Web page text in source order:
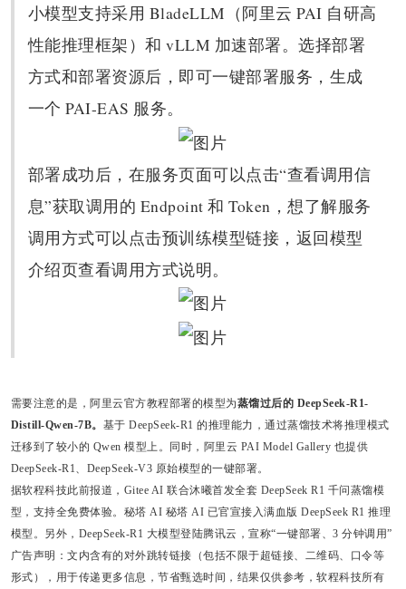
小模型支持采用 BladeLLM（阿里云 PAI 自研高
性能推理框架）和 vLLM 加速部署。选择部署
方式和部署资源后，即可一键部署服务，生成
一个 PAI-EAS 服务。
部署成功后，在服务页面可以点击“查看调用信
息”获取调用的 Endpoint 和 Token，想了解服务
调用方式可以点击预训练模型链接，返回模型
介绍页查看调用方式说明。
需要注意的是，阿里云官方教程部署的模型为蒸馏过后的 DeepSeek-R1-
Distill-Qwen-7B。 基于 DeepSeek-R1 的推理能力，通过蒸馏技术将推理模式
迁移到了较小的 Qwen 模型上。同时，阿里云 PAI Model Gallery 也提供
DeepSeek-R1、DeepSeek-V3 原始模型的一键部署。
据软程科技此前报道，Gitee AI 联合沐曦首发全套 DeepSeek R1 千问蒸馏模
型 ，支持全免费体验。 秘塔 AI 秘塔 AI 已官宣接入满血版 DeepSeek R1 推理
模型。另外，DeepSeek-R1 大模型登陆腾讯云 ，宣称“一键部署、3 分钟调用”
广告声明：文内含有的对外跳转链接（包括不限于超链接、二维码、口令等
形式），用于传递更多信息，节省甄选时间，结果仅供参考，软程科技所有